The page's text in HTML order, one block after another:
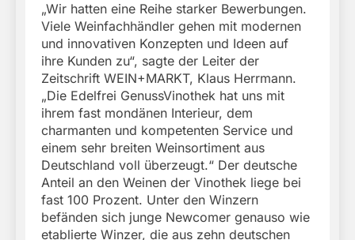
„Wir hatten eine Reihe starker Bewerbungen.
Viele Weinfachhändler gehen mit modernen
und innovativen Konzepten und Ideen auf
ihre Kunden zu“, sagte der Leiter der
Zeitschrift WEIN+MARKT, Klaus Herrmann.
„Die Edelfrei GenussVinothek hat uns mit
ihrem fast mondänen Interieur, dem
charmanten und kompetenten Service und
einem sehr breiten Weinsortiment aus
Deutschland voll überzeugt.“ Der deutsche
Anteil an den Weinen der Vinothek liege bei
fast 100 Prozent. Unter den Winzern
befänden sich junge Newcomer genauso wie
etablierte Winzer, die aus zehn deutschen